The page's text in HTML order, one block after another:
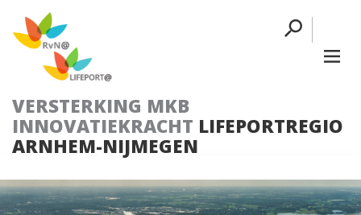
VERSTERKING MKB
INNOVATIEKRACHT LIFEPORTREGIO
ARNHEM-NIJMEGEN